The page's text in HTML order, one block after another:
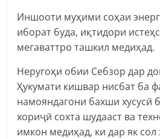
Иншооти муҳими соҳаи
иборат буда, иқтидори
мегаваттро ташкил медиҳад.
Неругоҳи обии Себзор дар
Ҳукумати кишвар нисбат ба
намояндагони бахши хусусӣ
хориҷӣ сохта шудааст ва
имкон медиҳад, ки дар як сол